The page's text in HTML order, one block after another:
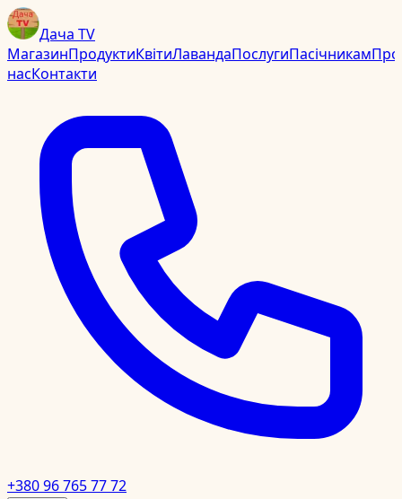
Дача TV
МагазинПродуктиКвітиЛавандаПослугиПасічникамПро
насКонтакти
+380 96 765 77 72